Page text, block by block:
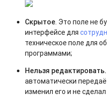
Скрытое. Это поле не
интерфейсе для
техническое поле для
программами;
Нельзя
автоматически
изменил его и не